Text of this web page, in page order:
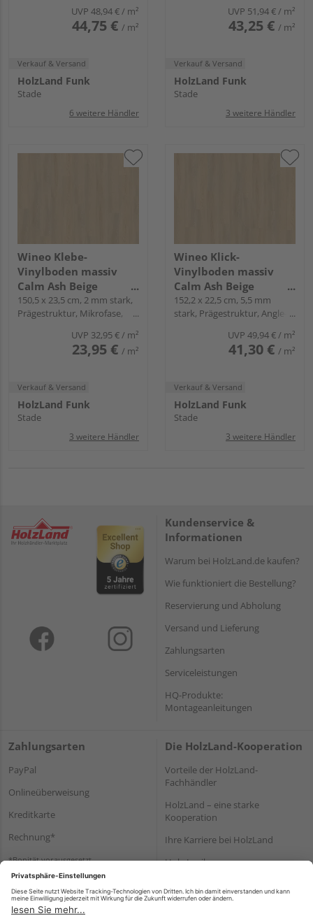
UVP 48,94 €/ m²
44,75 € / m²
Verkauf & Versand
HolzLand Funk
Stade
6 weitere Händler
UVP 51,94 €/ m²
43,25 € / m²
Verkauf & Versand
HolzLand Funk
Stade
3 weitere Händler
Wineo Klebe-
Vinylboden massiv
Calm Ash Beige
Landhausdiele - wineo
400 wood XL
150,5 x 23,5 cm, 2 mm stark,
Prägestruktur, Mikrofase,
UVP 32,95 €/ m²
23,95 € / m²
Verkauf & Versand
HolzLand Funk
Stade
3 weitere Händler
Wineo Klick-
Vinylboden massiv
Calm Ash Beige
Landhausdiele - wineo
400 wood XL
152,2 x 22,5 cm, 5,5 mm
stark, Prägestruktur, Angle-
UVP 49,94 €/ m²
41,30 € / m²
Verkauf & Versand
HolzLand Funk
Stade
3 weitere Händler
Kundenservice &
Informationen
Warum bei HolzLand.de kaufen?
Wie funktioniert die Bestellung?
Reservierung und Abholung
Versand und Lieferung
Zahlungsarten
Serviceleistungen
HQ-Produkte:
Montageanleitungen
Zahlungsarten
PayPal
Onlineüberweisung
Kreditkarte
Rechnung*
*Bonität vorausgesetzt
Die HolzLand-Kooperation
Vorteile der HolzLand-
Fachhändler
HolzLand – eine starke
Kooperation
Ihre Karriere bei HolzLand
Holz-Lexikon